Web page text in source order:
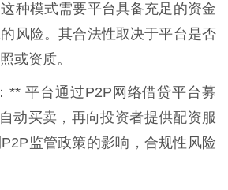
种模式需要平台具备充足的资金
风险。其合法性取决于平台是否
或资质。
** 平台通过P2P网络借贷平台募
动买卖，再向投资者提供配资服
监管政策的影响，合规性风险